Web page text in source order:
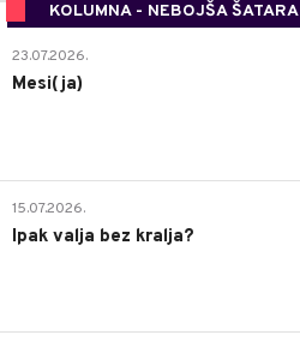
KOLUMNA - NEBOJŠA ŠATARA
23.07.2026.
Mesi(ja)
15.07.2026.
Ipak valja bez kralja?